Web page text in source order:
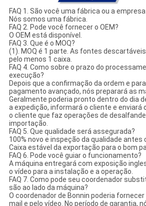
FAQ 1. São você uma fábrica ou a
Nós somos uma fábrica.
FAQ 2. Pode você fornecer o OEM?
O OEM está disponível.
FAQ 3. Que é o MOQ?
(1). MOQ é 1 parte. As fontes
pelo menos 1 caixa.
FAQ 4. Como sobre o prazo do
execução?
Depois que a confirmação da ordem e
pagamento avançado, nós preparará as
Geralmente poderia pronto dentro do dia
a expedição, informará o cliente e enviará
o cliente que faz operações de
importação.
FAQ 5. Que qualidade será assegurada?
100% novo e inspeção da qualidade antes
Caixa estável da exportação para o bom
FAQ 6. Pode você guiar o funcionamento?
A máquina entregará com exposição
o vídeo para a instalação e a operação.
FAQ 7. Como pode seu coordenador
são ao lado da máquina?
O coordenador de Bonnin poderia
mail e pelo vídeo. No período de garantia,